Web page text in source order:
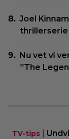
Joel
thrillerserie
Nu vet vi
”The
TV-tips